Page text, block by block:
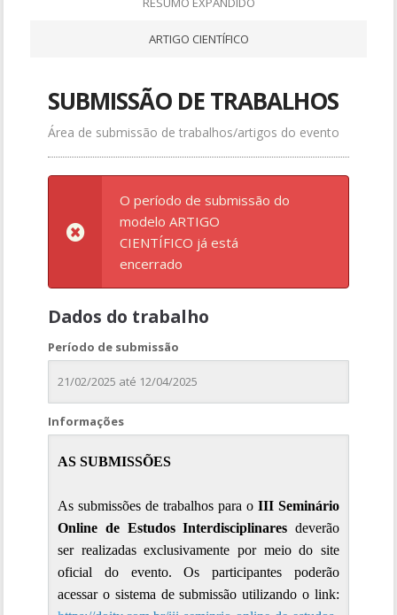
ARTIGO CIENTÍFICO
SUBMISSÃO DE TRABALHOS
Área de submissão de trabalhos/artigos do evento
O período de submissão do
modelo ARTIGO
CIENTÍFICO já está
encerrado
Dados do trabalho
Período de submissão
21/02/2025 até 12/04/2025
Informações
As submissões de trabalhos para o III Seminário
Online de Estudos Interdisciplinares deverão
ser realizadas exclusivamente por meio do site
oficial do evento. Os participantes poderão